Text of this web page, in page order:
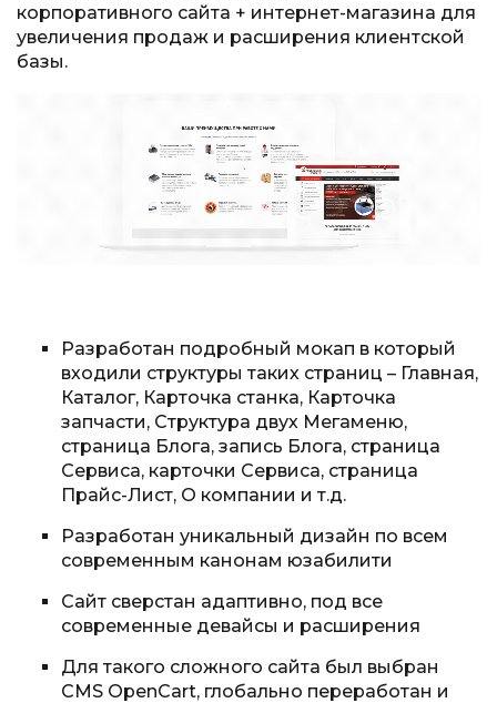
корпоративного сайта + интернет-магазина для
увеличения продаж и расширения клиентской
базы.
Разработан подробный мокап в который
входили структуры таких страниц – Главная,
Каталог, Карточка станка, Карточка
запчасти, Структура двух Мегаменю,
страница Блога, запись Блога, страница
Сервиса, карточки Сервиса, страница
Прайс-Лист, О компании и т.д.
Разработан уникальный дизайн по всем
современным канонам юзабилити
Сайт сверстан адаптивно, под все
современные девайсы и расширения
Для такого сложного сайта был выбран
CMS OpenCart, глобально переработан и